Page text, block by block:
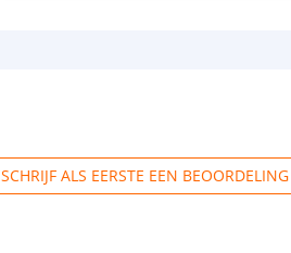
SCHRIJF ALS EERSTE EEN BEOORDELING